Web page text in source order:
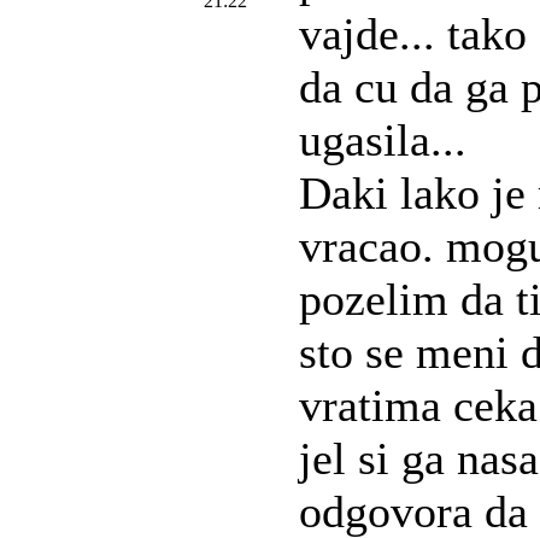
vajde... tako
da cu da ga
ugasila...
Daki lako je
vracao.
pozelim da
sto se meni
vratima
jel si ga
odgovora